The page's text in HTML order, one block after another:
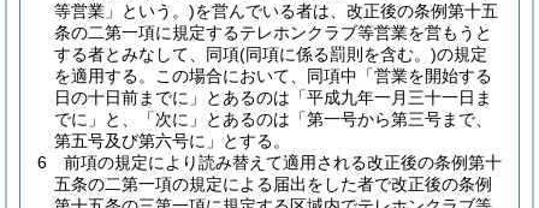
等営業」という。)を営んでいる者は、改正後の条例第十五
条の二第一項に規定するテレホンクラブ等営業を営もうと
する者とみなして、同項(同項に係る罰則を含む。)の規定
を適用する。
この場合において、同項中「営業を開始する
日の十日前までに」とあるのは「平成九年一月三十一日ま
でに」と、「次に」とあるのは「第一号から第三号まで、
第五号及び第六号に」とする。
6
前項の規定により読み替えて適用される改正後の条例第十
五条の二第一項の規定による届出をした者で改正後の条例